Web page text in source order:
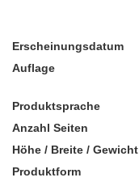
Erscheinungsdatum
Auflage
Produktsprache
Anzahl Seiten
Höhe / Breite / Gewicht
Produktform